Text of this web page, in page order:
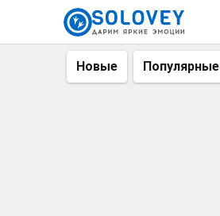
Новые Популярные